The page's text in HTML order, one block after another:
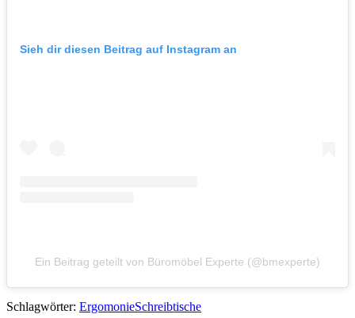
Sieh dir diesen Beitrag auf Instagram an
Ein Beitrag geteilt von Büromöbel Experte (@bmexperte)
Schlagwörter: ErgomonieSchreibtische